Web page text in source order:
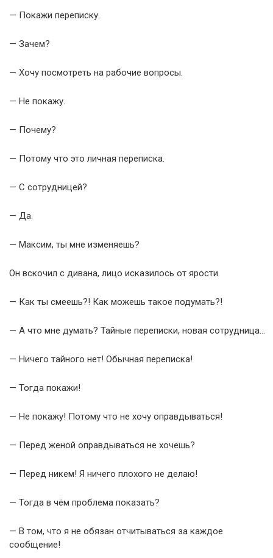
— Покажи переписку.
— Зачем?
— Хочу посмотреть на рабочие вопросы.
— Не покажу.
— Почему?
— Потому что это личная переписка.
— С сотрудницей?
— Да.
— Максим, ты мне изменяешь?
Он вскочил с дивана, лицо исказилось от ярости.
— Как ты смеешь?! Как можешь такое подумать?!
— А что мне думать? Тайные переписки, новая сотрудница…
— Ничего тайного нет! Обычная переписка!
— Тогда покажи!
— Не покажу! Потому что не хочу оправдываться!
— Перед женой оправдываться не хочешь?
— Перед никем! Я ничего плохого не делаю!
— Тогда в чём проблема показать?
— В том, что я не обязан отчитываться за каждое
сообщение!